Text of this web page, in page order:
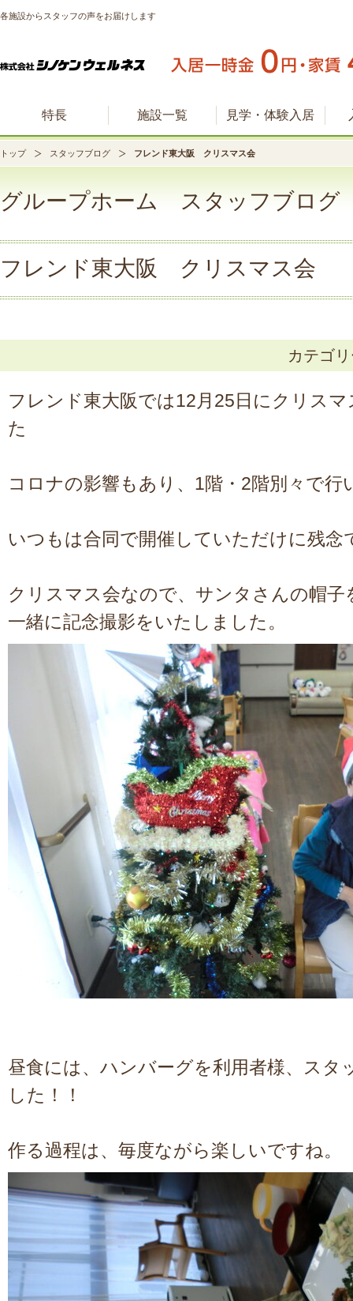
各施設からスタッフの声をお届けします
特長 施設一覧 見学・体験入居
トップ スタッフブログ フレンド東大阪 クリスマス会
グループホーム スタッフブログ
フレンド東大阪 クリスマス会
カテゴ
フレンド東大阪では12月25日にクリス
た
コロナの影響もあり、1階・2階別々で行
いつもは合同で開催していただけに残念
クリスマス会なので、サンタさんの帽
一緒に記念撮影をいたしました。
昼食には、ハンバーグを利用者様、スタ
した！！
作る過程は、毎度ながら楽しいですね。